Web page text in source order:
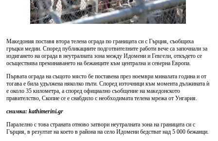
Македония поставя втора телена ограда по границата си с Гърция, съобщиха
гръцки медии. Според публикациите подготвителните работи вече са започнали за
издигането на ограда в неутралната зона между Идомени и Гевгели, откъдето се
осъществява преминаването на бежанците към централна и северна Европа.
Първата ограда на същото място бе поставена през ноември миналата година и от
тогава е била удължена няколко пъти. Според източници към момента дължината ѝ
е около 35 километра, а според официално съобщение на македонското
правителство, Скопие се е снабдило с необходимата телена мрежа от Унгария.
снимка: kathimerini.gr
Паралелно с това страната отново затвори неутралната зона на границата си с
Гърция, в резултат на което в района на село Идомени бедстват над 5 000 бежанци.